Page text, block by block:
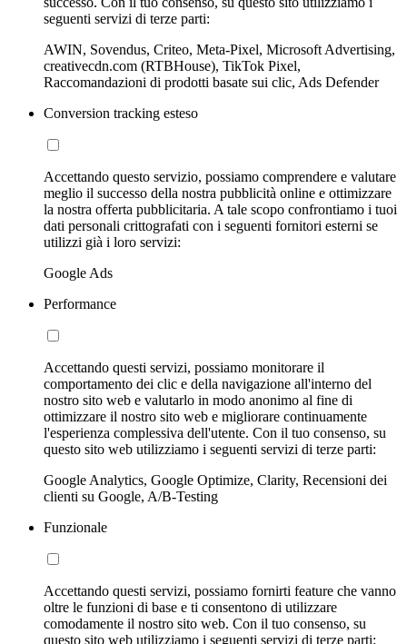
seguenti servizi di terze parti:
AWIN, Sovendus, Criteo, Meta-Pixel, Microsoft Advertising,
creativecdn.com (RTBHouse), TikTok Pixel,
Raccomandazioni di prodotti basate sui clic, Ads Defender
Conversion tracking esteso
Accettando questo servizio, possiamo comprendere e valutare
meglio il successo della nostra pubblicità online e ottimizzare
la nostra offerta pubblicitaria. A tale scopo confrontiamo i tuoi
dati personali crittografati con i seguenti fornitori esterni se
utilizzi già i loro servizi:
Google Ads
Performance
Accettando questi servizi, possiamo monitorare il
comportamento dei clic e della navigazione all'interno del
nostro sito web e valutarlo in modo anonimo al fine di
ottimizzare il nostro sito web e migliorare continuamente
l'esperienza complessiva dell'utente. Con il tuo consenso, su
questo sito web utilizziamo i seguenti servizi di terze parti:
Google Analytics, Google Optimize, Clarity, Recensioni dei
clienti su Google, A/B-Testing
Funzionale
Accettando questi servizi, possiamo fornirti feature che vanno
oltre le funzioni di base e ti consentono di utilizzare
comodamente il nostro sito web. Con il tuo consenso, su
questo sito web utilizziamo i seguenti servizi di terze parti: